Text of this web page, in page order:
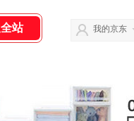
我的京东